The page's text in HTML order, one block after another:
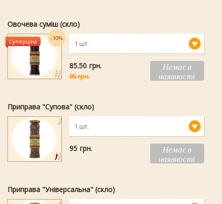
Овочева суміш (скло)
Суперціна -10%
1 шт.
85.50 гpн.
95 грн.
Немає в
наявності
Приправа "Супова" (скло)
1 шт.
95 гpн.
Немає в
наявності
Приправа "Універсальна" (скло)